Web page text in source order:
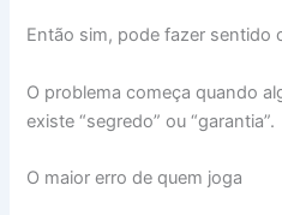
Então sim, pode fazer sentido
O problema começa quando
existe “segredo” ou “garantia”.
O maior erro de quem joga